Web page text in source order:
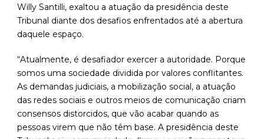
Willy Santilli, exaltou a atuação da presidência deste
Tribunal diante dos desafios enfrentados até a abertura
daquele espaço.
“Atualmente, é desafiador exercer a autoridade. Porque
somos uma sociedade dividida por valores conflitantes.
As demandas judiciais, a mobilização social, a atuação
das redes sociais e outros meios de comunicação criam
consensos distorcidos, que vão acabar quando as
pessoas virem que não têm base. A presidência deste